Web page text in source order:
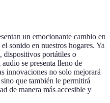
un emocionante cambio en
sonido en nuestros hogares. Ya
dispositivos portátiles o
se presenta lleno de
innovaciones no solo mejorará
que también le permitirá
de manera más accesible y